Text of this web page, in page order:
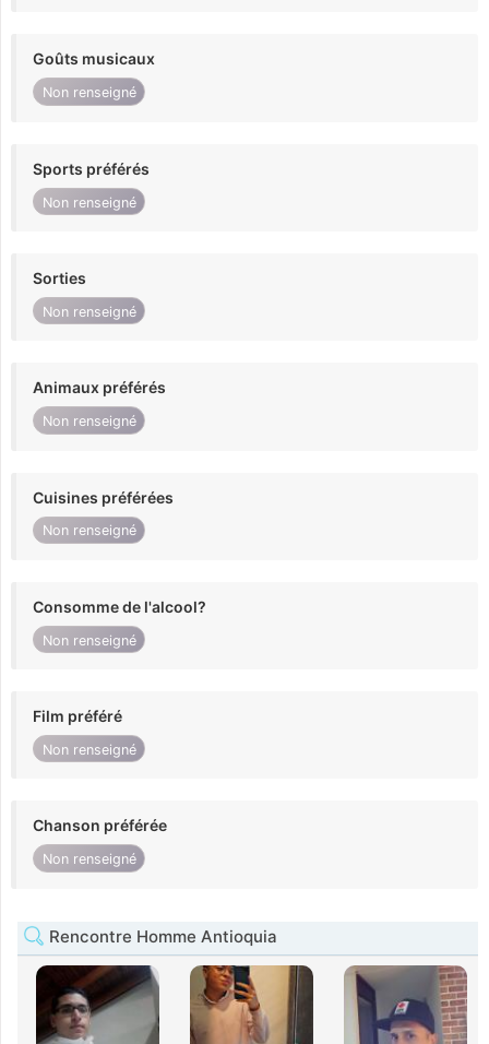
Goûts musicaux
Non renseigné
Sports préférés
Non renseigné
Sorties
Non renseigné
Animaux préférés
Non renseigné
Cuisines préférées
Non renseigné
Consomme de l'alcool?
Non renseigné
Film préféré
Non renseigné
Chanson préférée
Non renseigné
Rencontre Homme Antioquia